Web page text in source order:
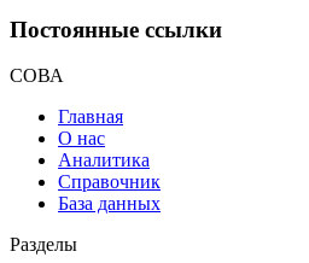
Постоянные ссылки
СОВА
Главная
О нас
Аналитика
Справочник
База данных
Разделы